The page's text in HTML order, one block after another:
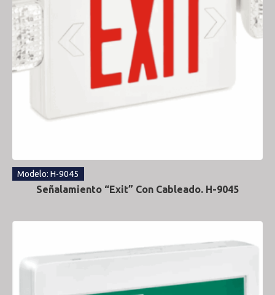
Modelo: H-9045
Señalamiento “Exit” Con Cableado. H-9045